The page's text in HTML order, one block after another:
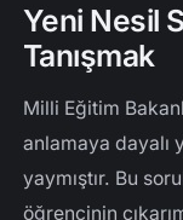
Yeni Nesil
Tanışmak
Milli Eğitim
anlamaya dayalı
yaymıştır. Bu
öğrencinin